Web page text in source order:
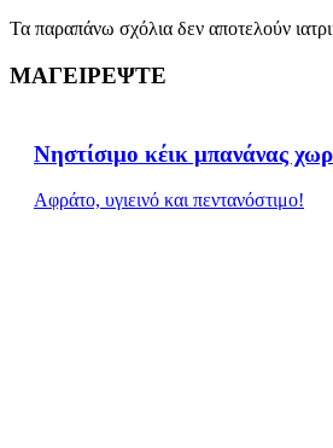
Τα παραπάνω σχόλια δεν αποτελούν
ΜΑΓΕΙΡΕΨΤΕ
Νηστίσιμο κέικ μπανάνας
Aφράτο, υγιεινό και πεντανόστιμο!